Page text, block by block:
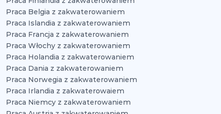
Praca Belgia z zakwaterowaniem
Praca Islandia z zakwaterowaniem
Praca Francja z zakwaterowaniem
Praca Włochy z zakwaterowaniem
Praca Holandia z zakwaterowaniem
Praca Dania z zakwaterowaniem
Praca Norwegia z zakwaterowaniem
Praca Irlandia z zakwaterowaiem
Praca Niemcy z zakwaterowaniem